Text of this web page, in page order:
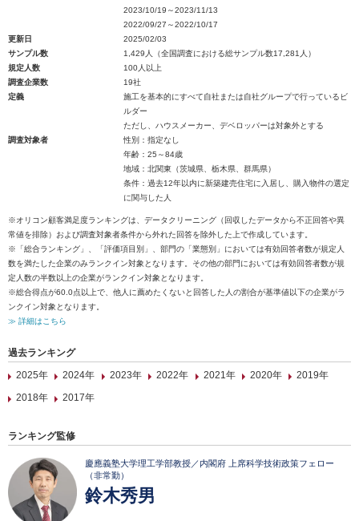
2023/10/19～2023/11/13
2022/09/27～2022/10/17
更新日
2025/02/03
サンプル数
1,429人（全国調査における総サンプル数17,281人）
規定人数
100人以上
調査企業数
19社
定義
施工を基本的にすべて自社または自社グループで行っているビ
ルダー
ただし、ハウスメーカー、デベロッパーは対象外とする
調査対象者
性別：指定なし
年齢：25～84歳
地域：北関東（茨城県、栃木県、群馬県）
条件：過去12年以内に新築建売住宅に入居し、購入物件の選定
に関与した人
※オリコン顧客満足度ランキングは、データクリーニング（回収したデータから不正回答や異
常値を排除）および調査対象者条件から外れた回答を除外した上で作成しています。
※「総合ランキング」、「評価項目別」、部門の「業態別」においては有効回答者数が規定人
数を満たした企業のみランクイン対象となります。その他の部門においては有効回答者数が規
定人数の半数以上の企業がランクイン対象となります。
※総合得点が60.0点以上で、他人に薦めたくないと回答した人の割合が基準値以下の企業がラ
ンクイン対象となります。
≫ 詳細はこちら
過去ランキング
2025年
2024年 2023年 2022年 2021年 2020年
2019年
2018年
2017年
ランキング監修
慶應義塾大学理工学部教授／内閣府 上席科学技術政策フェロー
（非常勤）
鈴木秀男